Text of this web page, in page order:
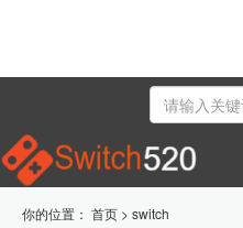
你的位置： 首页 > switch